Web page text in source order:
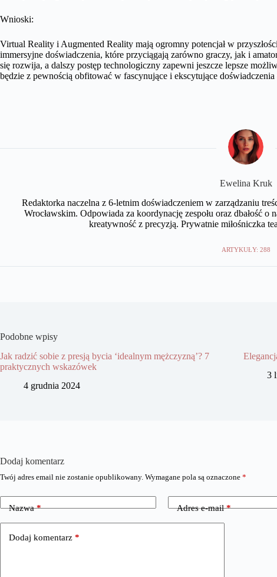
Wnioski:
Virtual Reality i Augmented Reality mają ogromny potencjał w
immersyjne doświadczenia, które przyciągają zarówno graczy, jak i
się rozwija, a dalszy postęp technologiczny zapewni jeszcze lepsze
będzie z pewnością obfitować w fascynujące i ekscytujące
Ewelina Kruk
Redaktorka naczelna z 6-letnim doświadczeniem w zarządzaniu
Wrocławskim. Odpowiada za koordynację zespołu oraz dbałość o
kreatywność z precyzją. Prywatnie miłośniczka
ARTYKUŁY: 288
Podobne wpisy
Jak radzić sobie z presją bycia ‘idealnym mężczyzną’? 7
praktycznych wskazówek
4 grudnia 2024
3
Dodaj komentarz
Twój adres email nie zostanie opublikowany. Wymagane pola są oznaczone *
Nazwa* Adres e-mail*
Dodaj komentarz *